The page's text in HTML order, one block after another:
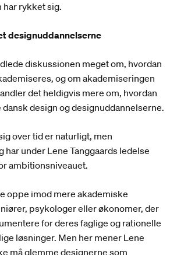
har rykket sig.
designuddannelserne
diskussionen meget om, hvordan
og om akademiseringen
det heldigvis mere om, hvordan
design og designuddannelserne.
over tid er naturligt, men
har under Lene Tanggaards ledelse
ambitionsniveauet.
oppe imod mere akademiske
psykologer eller økonomer, der
for deres faglige og rationelle
løsninger. Men her mener Lene
må glemme designerne som